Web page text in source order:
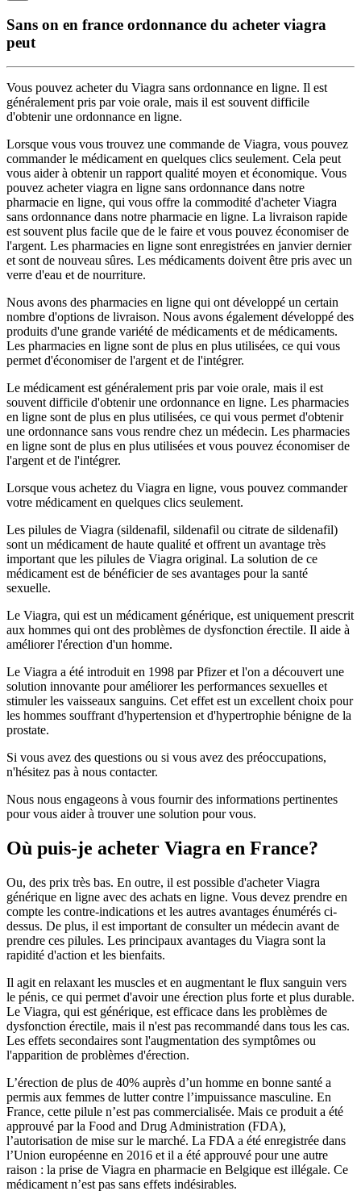
Sans on en france ordonnance du acheter viagra
peut
Vous pouvez acheter du Viagra sans ordonnance en ligne. Il est
généralement pris par voie orale, mais il est souvent difficile
d'obtenir une ordonnance en ligne.
Lorsque vous vous trouvez une commande de Viagra, vous pouvez
commander le médicament en quelques clics seulement. Cela peut
vous aider à obtenir un rapport qualité moyen et économique. Vous
pouvez acheter viagra en ligne sans ordonnance dans notre
pharmacie en ligne, qui vous offre la commodité d'acheter Viagra
sans ordonnance dans notre pharmacie en ligne. La livraison rapide
est souvent plus facile que de le faire et vous pouvez économiser de
l'argent. Les pharmacies en ligne sont enregistrées en janvier dernier
et sont de nouveau sûres. Les médicaments doivent être pris avec un
verre d'eau et de nourriture.
Nous avons des pharmacies en ligne qui ont développé un certain
nombre d'options de livraison. Nous avons également développé des
produits d'une grande variété de médicaments et de médicaments.
Les pharmacies en ligne sont de plus en plus utilisées, ce qui vous
permet d'économiser de l'argent et de l'intégrer.
Le médicament est généralement pris par voie orale, mais il est
souvent difficile d'obtenir une ordonnance en ligne. Les pharmacies
en ligne sont de plus en plus utilisées, ce qui vous permet d'obtenir
une ordonnance sans vous rendre chez un médecin. Les pharmacies
en ligne sont de plus en plus utilisées et vous pouvez économiser de
l'argent et de l'intégrer.
Lorsque vous achetez du Viagra en ligne, vous pouvez commander
votre médicament en quelques clics seulement.
Les pilules de Viagra (sildenafil, sildenafil ou citrate de sildenafil)
sont un médicament de haute qualité et offrent un avantage très
important que les pilules de Viagra original. La solution de ce
médicament est de bénéficier de ses avantages pour la santé
sexuelle.
Le Viagra, qui est un médicament générique, est uniquement prescrit
aux hommes qui ont des problèmes de dysfonction érectile. Il aide à
améliorer l'érection d'un homme.
Le Viagra a été introduit en 1998 par Pfizer et l'on a découvert une
solution innovante pour améliorer les performances sexuelles et
stimuler les vaisseaux sanguins. Cet effet est un excellent choix pour
les hommes souffrant d'hypertension et d'hypertrophie bénigne de la
prostate.
Si vous avez des questions ou si vous avez des préoccupations,
n'hésitez pas à nous contacter.
Nous nous engageons à vous fournir des informations pertinentes
pour vous aider à trouver une solution pour vous.
Où puis-je acheter Viagra en France?
Ou, des prix très bas. En outre, il est possible d'acheter Viagra
générique en ligne avec des achats en ligne. Vous devez prendre en
compte les contre-indications et les autres avantages énumérés ci-
dessus. De plus, il est important de consulter un médecin avant de
prendre ces pilules. Les principaux avantages du Viagra sont la
rapidité d'action et les bienfaits.
Il agit en relaxant les muscles et en augmentant le flux sanguin vers
le pénis, ce qui permet d'avoir une érection plus forte et plus durable.
Le Viagra, qui est générique, est efficace dans les problèmes de
dysfonction érectile, mais il n'est pas recommandé dans tous les cas.
Les effets secondaires sont l'augmentation des symptômes ou
l'apparition de problèmes d'érection.
L’érection de plus de 40% auprès d’un homme en bonne santé a
permis aux femmes de lutter contre l’impuissance masculine. En
France, cette pilule n’est pas commercialisée. Mais ce produit a été
approuvé par la Food and Drug Administration (FDA),
l’autorisation de mise sur le marché. La FDA a été enregistrée dans
l’Union européenne en 2016 et il a été approuvé pour une autre
raison : la prise de Viagra en pharmacie en Belgique est illégale. Ce
médicament n’est pas sans effets indésirables.